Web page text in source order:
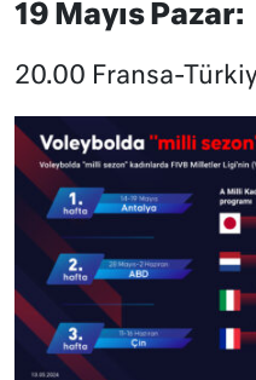
19 Mayıs Pazar:
20.00 Fransa-